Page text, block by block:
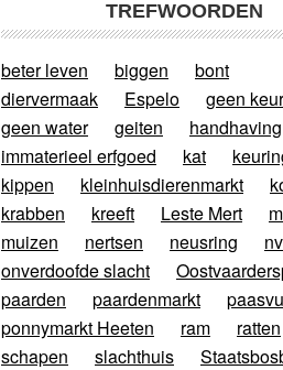
TREFWOORDEN
beter leven biggen
bont
diervermaak
Espelo
geen
geen water
geiten
handhaving
immaterieel erfgoed
kat
kippen
kleinhuisdierenmarkt
krabben
kreeft Leste Mert
muizen
nertsen neusring
onverdoofde slacht
paarden
paardenmarkt
ponnymarkt Heeten
ram
ratten
schapen
slachthuis